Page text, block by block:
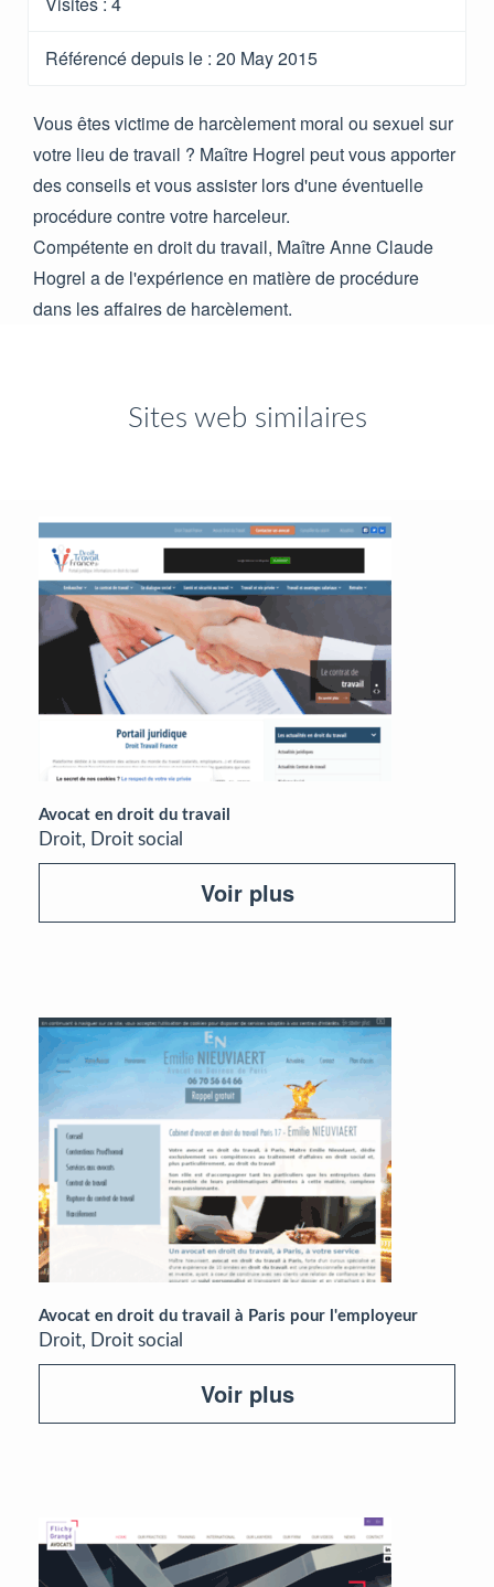
Référencé depuis le : 20 May 2015
Vous êtes victime de harcèlement moral ou sexuel sur
votre lieu de travail ? Maître Hogrel peut vous apporter
des conseils et vous assister lors d'une éventuelle
procédure contre votre harceleur.
Compétente en droit du travail, Maître Anne Claude
Hogrel a de l'expérience en matière de procédure
dans les affaires de harcèlement.
Sites web similaires
Avocat en droit du travail
Droit, Droit social
Voir plus
Avocat en droit du travail à Paris pour l'employeur
Droit, Droit social
Voir plus